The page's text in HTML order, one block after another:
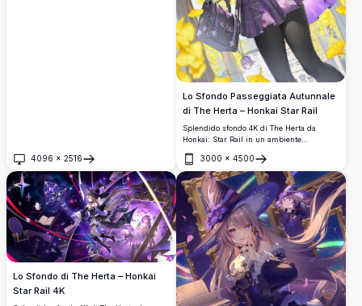
4096 × 2516
Apri
Lo Sfondo Passeggiata Autunnale
di The Herta – Honkai Star Rail
Splendido sfondo 4K di The Herta da
Honkai: Star Rail in un ambiente
blu e beret, mentre tiene una tazza di
caffè tra foglie di ginkgo dorate.
3000 × 4500
Apri
Lo Sfondo di The Herta – Honkai
Star Rail 4K